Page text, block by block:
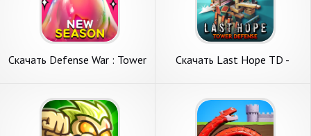
Скачать Defense War : Tower
Андроид
Скачать Last Hope TD -
на Андроид